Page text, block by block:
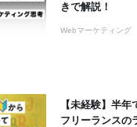
きで解説！
Webマーケティング
【未経験】半年
フリーランスの